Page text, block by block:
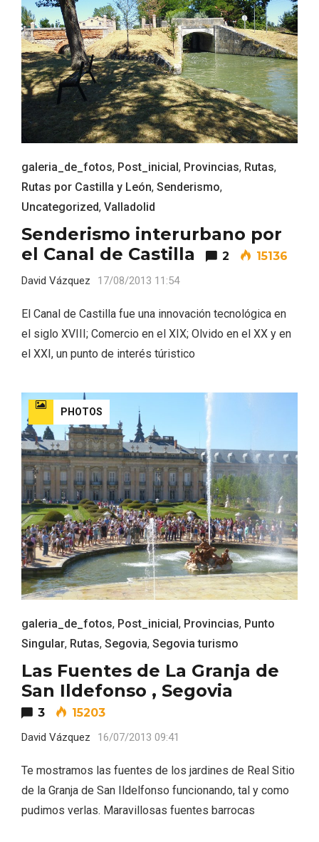
galeria_de_fotos, Post_inicial, Provincias, Rutas,
Rutas por Castilla y León, Senderismo,
Uncategorized, Valladolid
Senderismo interurbano por
el Canal de Castilla
2 15136
David Vázquez 17/08/2013 11:54
El Canal de Castilla fue una innovación tecnológica en
el siglo XVIII; Comercio en el XIX; Olvido en el XX y en
el XXI, un punto de interés túristico
PHOTOS
galeria_de_fotos, Post_inicial, Provincias, Punto
Singular, Rutas, Segovia, Segovia turismo
Las Fuentes de La Granja de
San Ildefonso , Segovia
3 15203
David Vázquez 16/07/2013 09:41
Te mostramos las fuentes de los jardines de Real Sitio
de la Granja de San Ildelfonso funcionando, tal y como
pudimos verlas. Maravillosas fuentes barrocas
Fiesta de Primavera 2026 en la Ruta del
Vino de Cigales
Enoturismo visitando la Bodega Museo
La Olmilla, en Peñafiel